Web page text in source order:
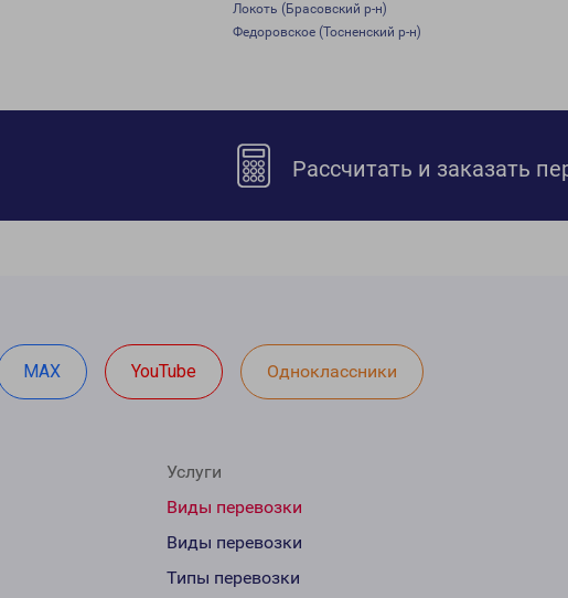
Локоть (Брасовский р-н)
Федоровское (Тосненский р-н)
Рассчитать и заказать
MAX YouTube Одноклассники
Услуги
Виды перевозки
Виды перевозки
Типы перевозки